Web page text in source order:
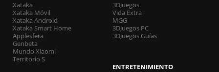
Xataka
Xataka Móvil
Xataka Android
Xataka Smart Home
Applesfera
Genbeta
Mundo Xiaomi
Territorio S
3DJuegos
Vida Extra
MGG
3DJuegos PC
3DJuegos Guías
ENTRETENIMIENTO